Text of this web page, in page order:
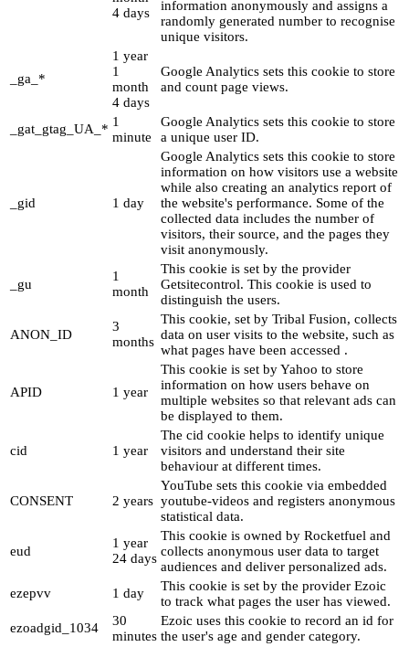
4 days
information anonymously and assigns a
randomly generated number to recognise
unique visitors.
_ga_*
1 year
1
month
4 days
Google Analytics sets this cookie to store
and count page views.
_gat_gtag_UA_* 1
minute
Google Analytics sets this cookie to store
a unique user ID.
_gid 1 day
Google Analytics sets this cookie to store
information on how visitors use a website
while also creating an analytics report of
the website's performance. Some of the
collected data includes the number of
visitors, their source, and the pages they
visit anonymously.
_gu
1
month
This cookie is set by the provider
Getsitecontrol. This cookie is used to
distinguish the users.
ANON_ID
3
months
This cookie, set by Tribal Fusion, collects
data on user visits to the website, such as
what pages have been accessed .
APID 1 year
This cookie is set by Yahoo to store
information on how users behave on
multiple websites so that relevant ads can
be displayed to them.
cid 1 year
The cid cookie helps to identify unique
visitors and understand their site
behaviour at different times.
CONSENT 2 years
YouTube sets this cookie via embedded
youtube-videos and registers anonymous
statistical data.
eud
1 year
24 days
This cookie is owned by Rocketfuel and
collects anonymous user data to target
audiences and deliver personalized ads.
ezepvv
1 day
This cookie is set by the provider Ezoic
to track what pages the user has viewed.
ezoadgid_1034
30
minutes
Ezoic uses this cookie to record an id for
the user's age and gender category.